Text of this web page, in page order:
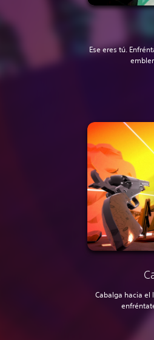
Ese eres tú.
Cabalga hacia el